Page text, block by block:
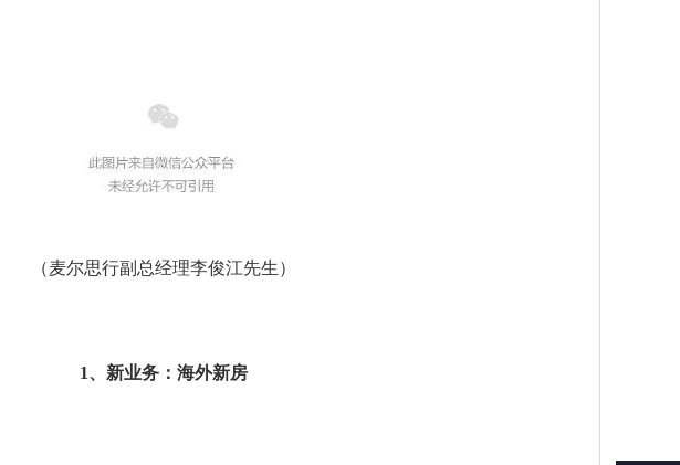
（麦尔思行副总经理李俊江先生）
1、新业务：海外新房